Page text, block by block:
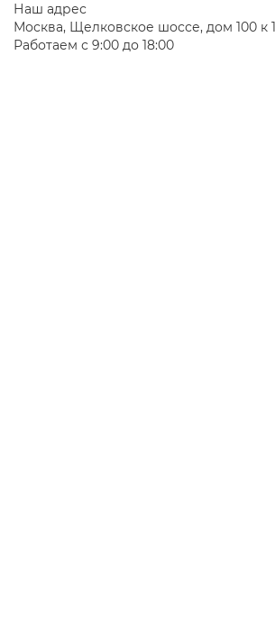
Наш адрес
Москва, Щелковское шоссе, дом 100 к 1
Работаем с 9:00 до 18:00